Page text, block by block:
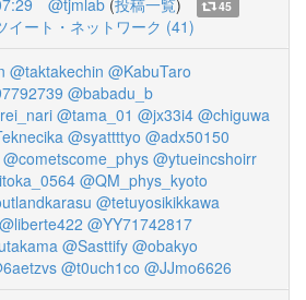
@tjmlab (投稿一覧)
45
イート・ネットワーク (41)
@taktakechin @KabuTaro
@babadu_b
@tama_01 @jx33i4 @chiguwa
@syattttyo @adx50150
@cometscome_phys @ytueincshoirr
@QM_phys_kyoto
@tetuyosikikkawa
@liberte422 @YY71742817
@Sasttify @obakyo
@t0uch1co @JJmo6626